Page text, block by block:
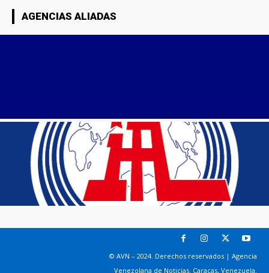
AGENCIAS ALIADAS
© AVN – 2024. Derechos reservados | Agencia
Venezolana de Noticias. Caracas, Venezuela.